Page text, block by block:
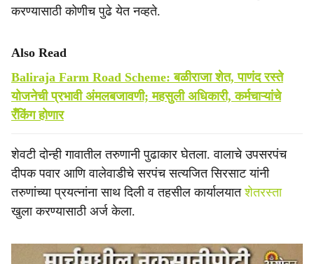
करण्यासाठी कोणीच पुढे येत नव्हते.
Also Read
Baliraja Farm Road Scheme: बळीराजा शेत, पाणंद रस्ते
योजनेची प्रभावी अंमलबजावणी; महसुली अधिकारी, कर्मचाऱ्यांचे
रँकिंग होणार
शेवटी दोन्ही गावातील तरुणानी पुढाकार घेतला. वालाचे उपसरपंच
दीपक पवार आणि वालेवाडीचे सरपंच सत्यजित सिरसाट यांनी
तरुणांच्या प्रयत्नांना साथ दिली व तहसील कार्यालयातशेतरस्ता
खुला करण्यासाठी अर्ज केला.